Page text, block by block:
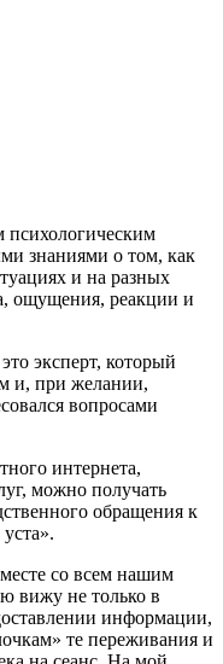
психологическим
знаниями о том, как
и на разных
ощущения, реакции и
эксперт, который
и, при желании,
вопросами
интернета,
можно получать
обращения к
со всем нашим
вижу не только в
информации,
те переживания и